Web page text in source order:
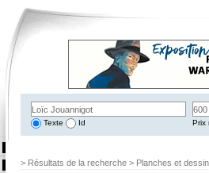
Texte Id Prix
> Résultats de la recherche > Planches et